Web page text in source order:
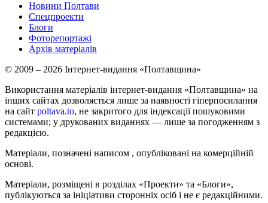
Новини Полтави
Спецпроекти
Блоги
Фоторепортажі
Архів матеріалів
© 2009 – 2026 Інтернет-видання «Полтавщина»
Використання матеріалів інтернет-видання «Полтавщина» на
інших сайтах дозволяється лише за наявності гіперпосилання
на сайт poltava.to, не закритого для індексації пошуковими
системами; у друкованих виданнях — лише за погодженням з
редакцією.
Матеріали, позначені написом , опубліковані на комерційній
основі.
Матеріали, розміщені в розділах «Проекти» та «Блоги»,
публікуються за ініціативи сторонніх осіб і не є редакційними.